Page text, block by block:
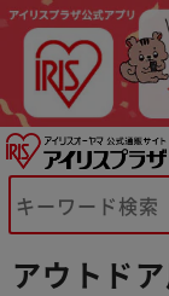
アウトド